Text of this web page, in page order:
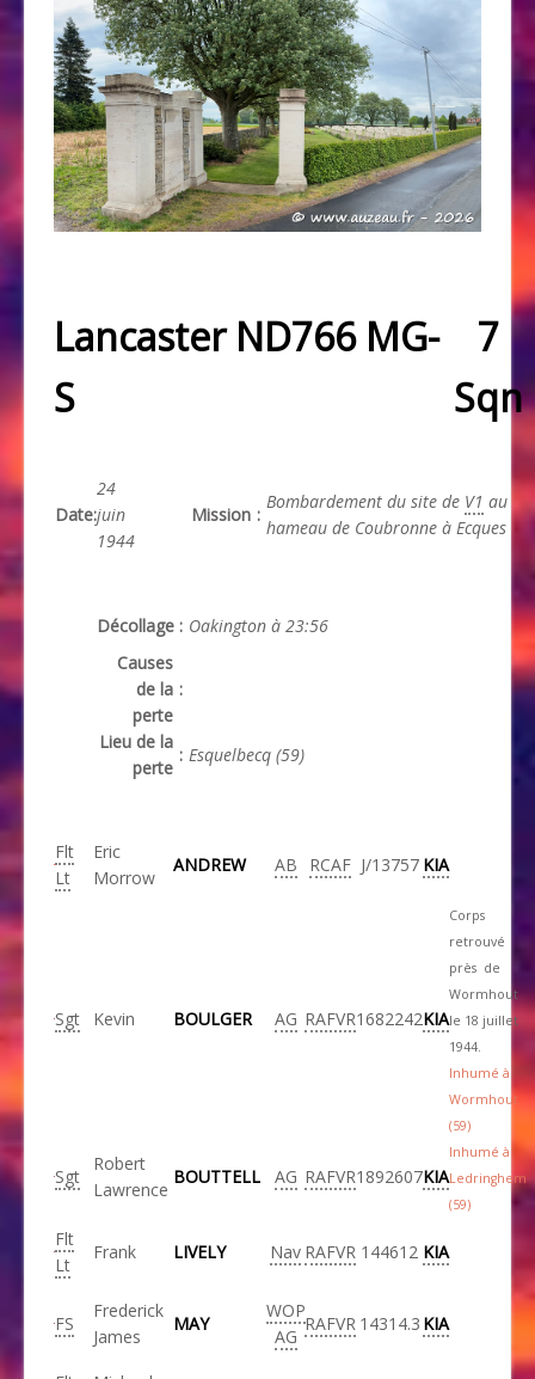
Lancaster ND766 MG-
S
7
Sqn
Date:
24
juin
1944
Mission :
Bombardement du site de V1 au
hameau de Coubronne à Ecques
Décollage : Oakington à 23:56
Causes
de la
perte
:
Lieu de la
perte
: Esquelbecq (59)
Flt
Lt
Eric
Morrow
ANDREW AB RCAF J/13757 KIA
Sgt Kevin BOULGER AG RAFVR1682242KIA
Corps
retrouvé
près de
Wormhout
le 18 juillet
1944.
Inhumé à
Wormhout
(59)
Sgt
Robert
Lawrence
BOUTTELL AG RAFVR1892607KIA
Inhumé à
Ledringhem
(59)
Flt
Lt
Frank LIVELY Nav RAFVR 144612 KIA
FS
Frederick
James
MAY
WOP
AG
RAFVR 14314.3 KIA